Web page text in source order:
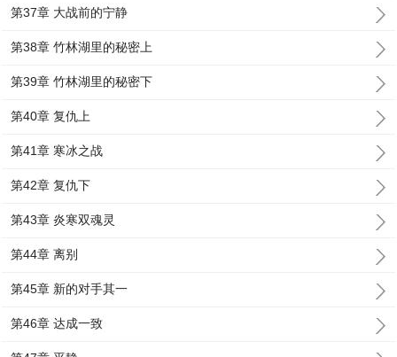
第37章 大战前的宁静
第38章 竹林湖里的秘密上
第39章 竹林湖里的秘密下
第40章 复仇上
第41章 寒冰之战
第42章 复仇下
第43章 炎寒双魂灵
第44章 离别
第45章 新的对手其一
第46章 达成一致